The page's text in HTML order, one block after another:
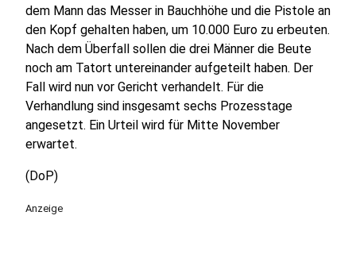
dem Mann das Messer in Bauchhöhe und die Pistole an
den Kopf gehalten haben, um 10.000 Euro zu erbeuten.
Nach dem Überfall sollen die drei Männer die Beute
noch am Tatort untereinander aufgeteilt haben. Der
Fall wird nun vor Gericht verhandelt. Für die
Verhandlung sind insgesamt sechs Prozesstage
angesetzt. Ein Urteil wird für Mitte November
erwartet.
(DoP)
Anzeige